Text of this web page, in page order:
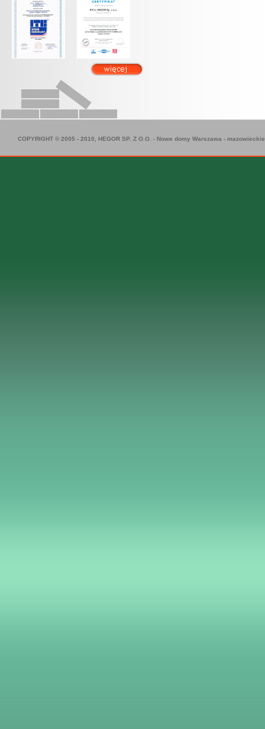
COPYRIGHT © 2005 - 2010, HEGOR SP. Z O.O. - Nowe domy Warszawa - mazowieckie